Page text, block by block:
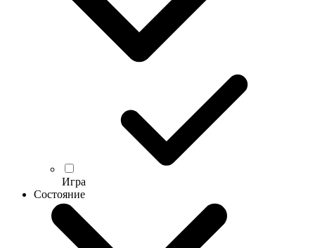
Игра
Состояние